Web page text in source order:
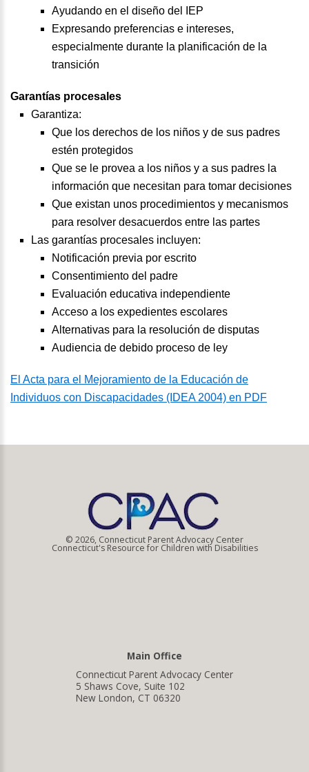
Ayudando en el diseño del IEP
Expresando preferencias e intereses,
especialmente durante la planificación de la
transición
Garantías procesales
Garantiza:
Que los derechos de los niños y de sus padres
estén protegidos
Que se le provea a los niños y a sus padres la
información que necesitan para tomar decisiones
Que existan unos procedimientos y mecanismos
para resolver desacuerdos entre las partes
Las garantías procesales incluyen:
Notificación previa por escrito
Consentimiento del padre
Evaluación educativa independiente
Acceso a los expedientes escolares
Alternativas para la resolución de disputas
Audiencia de debido proceso de ley
El Acta para el Mejoramiento de la Educación de
Individuos con Discapacidades (IDEA 2004) en PDF
© 2026, Connecticut Parent Advocacy Center
Connecticut's Resource for Children with Disabilities
Main Office
Connecticut Parent Advocacy Center
5 Shaws Cove, Suite 102
New London, CT 06320